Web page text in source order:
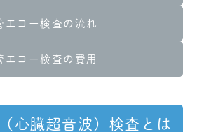
エコー検査の流れ
エコー検査の費用
心臓超音波）検査とは